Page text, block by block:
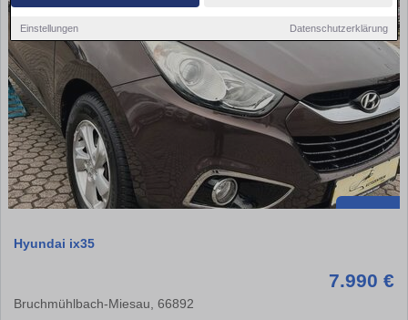
Einstellungen Datenschutzerklärung
Hyundai ix35
7.990 €
Bruchmühlbach-Miesau, 66892